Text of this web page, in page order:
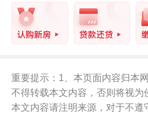
重要提示：1、本页面内容归本
不得转载本文内容，否则将视为
本文内容请注明来源，对于不遵